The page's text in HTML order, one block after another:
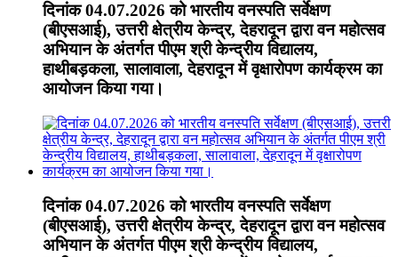
दिनांक 04.07.2026 को भारतीय वनस्पति सर्वेक्षण
(बीएसआई), उत्तरी क्षेत्रीय केन्द्र, देहरादून द्वारा वन महोत्सव
अभियान के अंतर्गत पीएम श्री केन्द्रीय विद्यालय,
हाथीबड़कला, सालावाला, देहरादून में वृक्षारोपण कार्यक्रम का
आयोजन किया गया।
दिनांक 04.07.2026 को भारतीय वनस्पति सर्वेक्षण
(बीएसआई), उत्तरी क्षेत्रीय केन्द्र, देहरादून द्वारा वन महोत्सव
अभियान के अंतर्गत पीएम श्री केन्द्रीय विद्यालय,